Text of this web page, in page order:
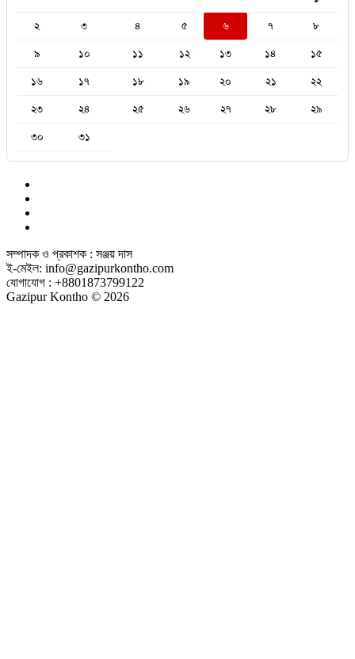
২
৩ ৪ ৫ ৬ ৭
৮
৯
১০ ১১ ১২ ১৩ ১৪
১৫
১৬
১৭ ১৮ ১৯ ২০ ২১
২২
২৩
২৪ ২৫ ২৬ ২৭ ২৮
২৯
৩০
৩১
সম্পাদক ও প্রকাশক : সঞ্জয় দাস
ই-মেইল: info@gazipurkontho.com
যোগাযোগ : +8801873799122
Gazipur Kontho © 2026